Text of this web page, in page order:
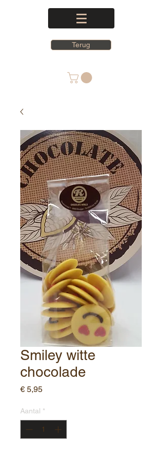
Terug
Smiley witte
chocolade
€ 5,95Prijs
Aantal *